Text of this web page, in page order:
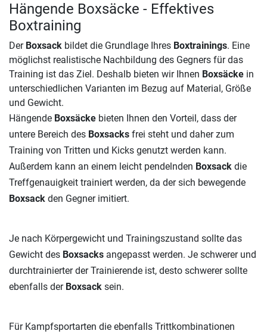
Hängende Boxsäcke - Effektives
Boxtraining
Der Boxsack bildet die Grundlage Ihres Boxtrainings. Eine
möglichst realistische Nachbildung des Gegners für das
Training ist das Ziel. Deshalb bieten wir Ihnen Boxsäcke in
unterschiedlichen Varianten im Bezug auf Material, Größe
und Gewicht.
Hängende Boxsäcke bieten Ihnen den Vorteil, dass der
untere Bereich des Boxsacks frei steht und daher zum
Training von Tritten und Kicks genutzt werden kann.
Außerdem kann an einem leicht pendelnden Boxsack die
Treffgenauigkeit trainiert werden, da der sich bewegende
Boxsack den Gegner imitiert.
Je nach Körpergewicht und Trainingszustand sollte das
Gewicht des Boxsacks angepasst werden. Je schwerer und
durchtrainierter der Trainierende ist, desto schwerer sollte
ebenfalls der Boxsack sein.
Für Kampfsportarten die ebenfalls Trittkombinationen